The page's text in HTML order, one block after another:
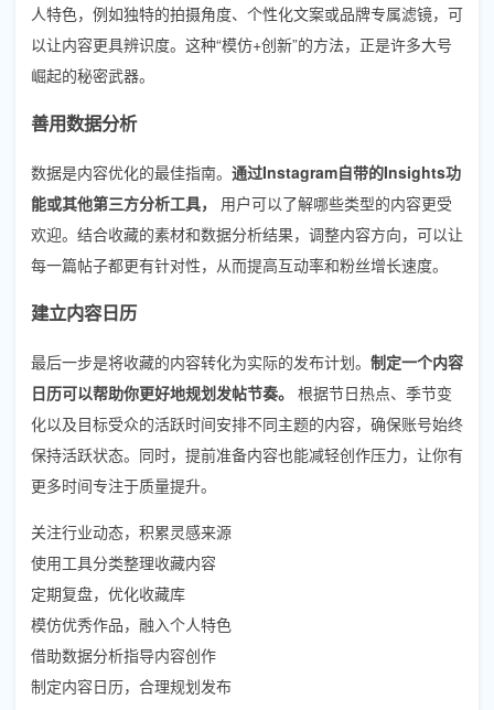
人特色，例如独特的拍摄角度、个性化文案或品牌专属滤镜，可
以让内容更具辨识度。这种“模仿+创新”的方法，正是许多大号
崛起的秘密武器。
善用数据分析
数据是内容优化的最佳指南。 通过Instagram自带的Insights功
能或其他第三方分析工具，
用户可以了解哪些类型的内容更受
欢迎。结合收藏的素材和数据分析结果，调整内容方向，可以让
每一篇帖子都更有针对性，从而提高互动率和粉丝增长速度。
建立内容日历
最后一步是将收藏的内容转化为实际的发布计划。 制定一个内容
日历可以帮助你更好地规划发帖节奏。 根据节日热点、季节变
化以及目标受众的活跃时间安排不同主题的内容，确保账号始终
保持活跃状态。同时，提前准备内容也能减轻创作压力，让你有
更多时间专注于质量提升。
关注行业动态，积累灵感来源
使用工具分类整理收藏内容
定期复盘，优化收藏库
模仿优秀作品，融入个人特色
借助数据分析指导内容创作
制定内容日历，合理规划发布